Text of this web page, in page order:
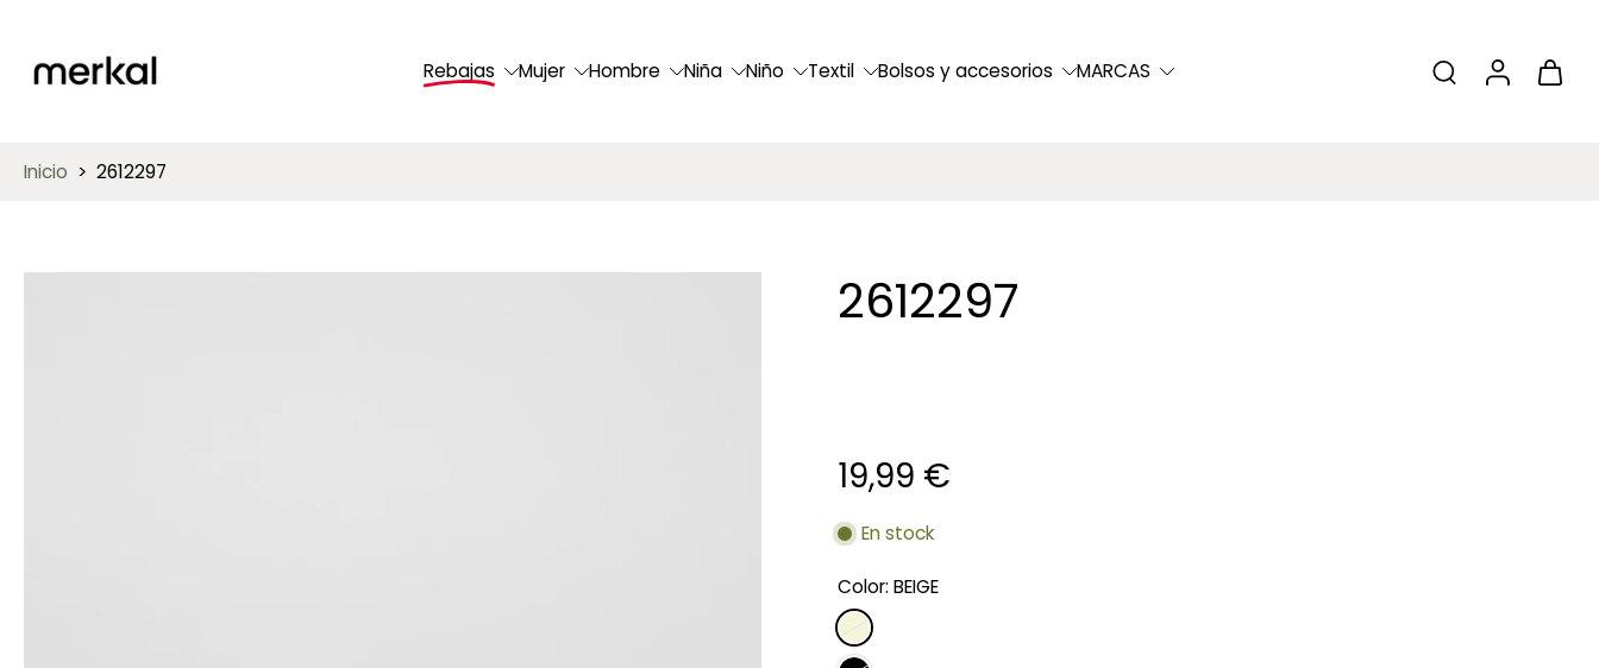
al
contenido
Rebajas Mujer Hombre Niña Niño Textil Bolsos y accesorios MARCAS
Inicio > 2612297
2612297
19,99 €
En stock
Color: BEIGE